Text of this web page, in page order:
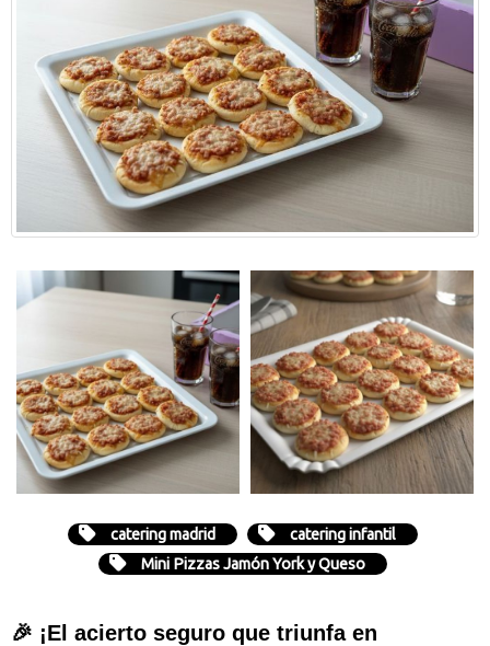
catering madrid
catering infantil
Mini Pizzas Jamón York y Queso
🎉 ¡El acierto seguro que triunfa en